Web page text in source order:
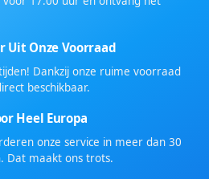
Uit Onze Voorraad
Dankzij onze ruime voorraad
beschikbaar.
Heel Europa
onze service in meer dan 30
Dat maakt ons trots.